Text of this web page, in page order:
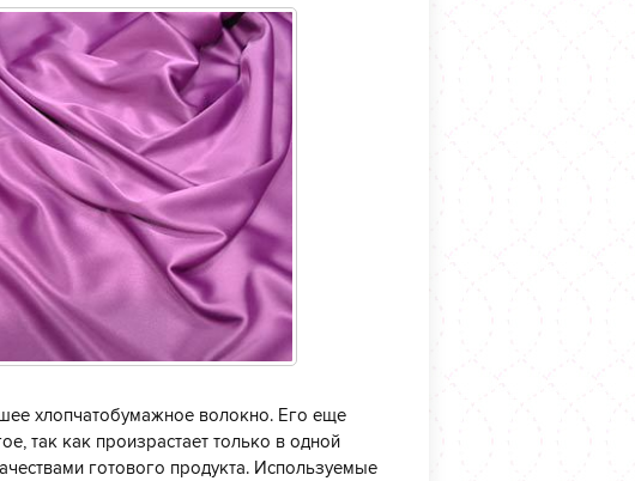
хлопчатобумажное волокно. Его еще
так как произрастает только в одной
готового продукта. Используемые